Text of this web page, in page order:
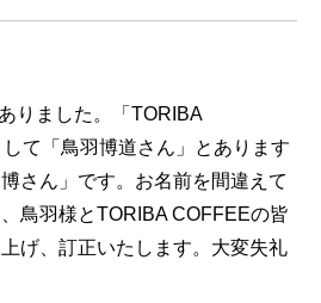
りました。「TORIBA
て「鳥羽博道さん」とあります
さん」です。お名前を間違えて
鳥羽様とTORIBA COFFEEの皆
げ、訂正いたします。大変失礼